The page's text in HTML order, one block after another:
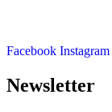
Facebook Instagram
Newsletter